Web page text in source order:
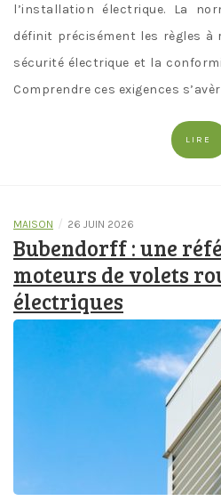
l’installation électrique. La
définit précisément les règles
sécurité électrique et la
Comprendre ces exigences
LIRE
MAISON / 26 JUIN 2026
Bubendorff : une
moteurs de volets
électriques